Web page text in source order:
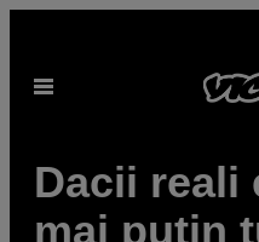
content
Open
Dacii reali
mai puțin